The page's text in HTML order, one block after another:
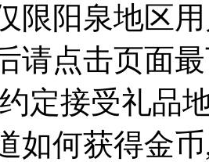
限阳泉地区
请点击页面
定接受礼品
如何获得金